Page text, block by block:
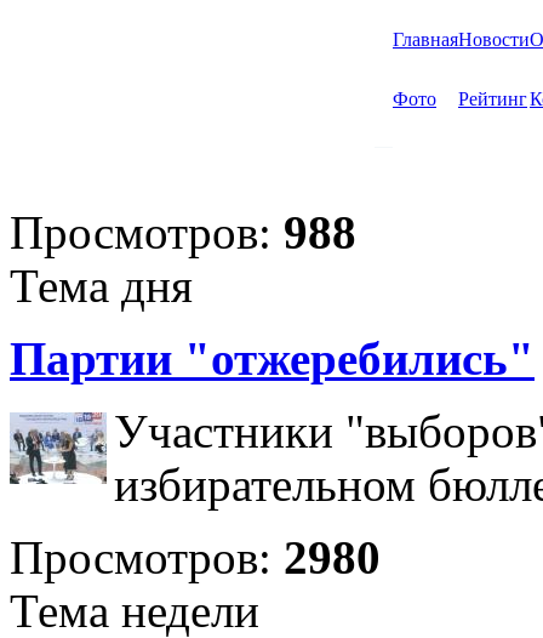
ГлавнаяНовости
Фото Рейтинг
Просмотров: 988
Тема дня
Партии "отжеребились"
Участники
избирательном
Просмотров: 2980
Тема недели